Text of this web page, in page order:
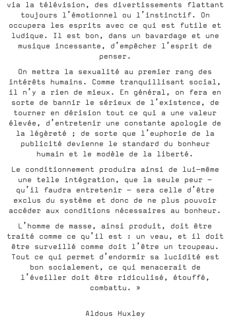
via la télévision, des divertissements flattant
toujours l’émotionnel ou l’instinctif. On
occupera les esprits avec ce qui est futile et
ludique. Il est bon, dans un bavardage et une
musique incessante, d’empêcher l’esprit de
penser.
On mettra la sexualité au premier rang des
intérêts humains. Comme tranquillisant social,
il n’y a rien de mieux. En général, on fera en
sorte de bannir le sérieux de l’existence, de
tourner en dérision tout ce qui a une valeur
élevée, d’entretenir une constante apologie de
la légèreté ; de sorte que l’euphorie de la
publicité devienne le standard du bonheur
humain et le modèle de la liberté.
Le conditionnement produira ainsi de lui-même
une telle intégration, que la seule peur –
qu’il faudra entretenir – sera celle d’être
exclus du système et donc de ne plus pouvoir
accéder aux conditions nécessaires au bonheur.
L’homme de masse, ainsi produit, doit être
traité comme ce qu’il est : un veau, et il doit
être surveillé comme doit l’être un troupeau.
Tout ce qui permet d’endormir sa lucidité est
bon socialement, ce qui menacerait de
l’éveiller doit être ridiculisé, étouffé,
combattu. »
Aldous Huxley